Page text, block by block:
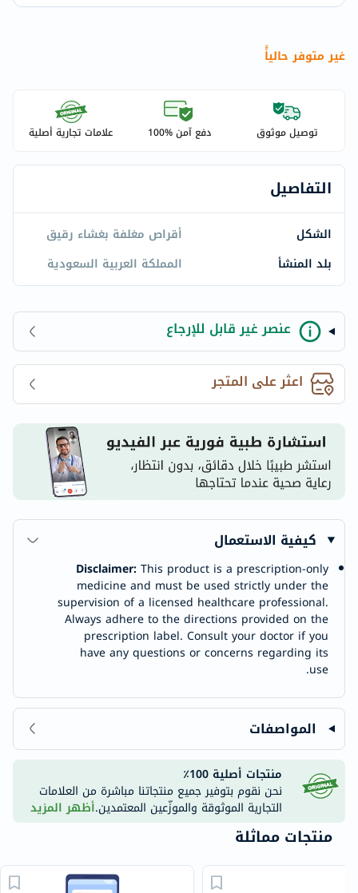
غير متوفر حالياًً
توصيل موثوق دفع آمن %100 علامات تجارية أصلية
التفاصيل
الشكل
أقراص مغلفة بغشاء رقيق
بلد المنشأ
المملكة العربية السعودية
عنصر غير قابل للإرجاع
اعثر على المتجر
كيفية الاستعمال
Disclaimer:This product is a prescription-only
medicine and must be used strictly under the
supervision of a licensed healthcare professional.
Always adhere to the directions provided on the
prescription label. Consult your doctor if you
have any questions or concerns regarding its
use.
المواصفات
منتجات أصلية 100٪
نحن نقوم بتوفير جميع منتجاتنا مباشرة من العلامات
التجارية الموثوقة والموزّعين المعتمدين.أظهر المزيد
منتجات مماثلة